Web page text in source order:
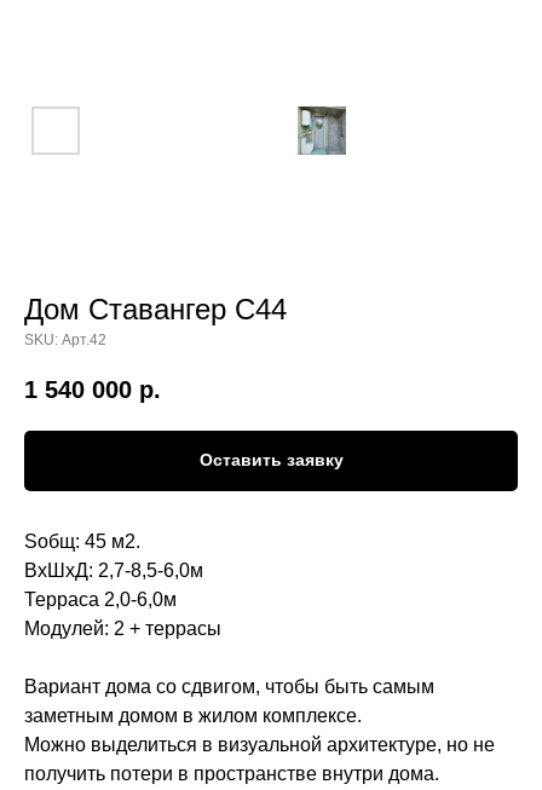
Дом Ставангер С44
SKU: Арт.42
1 540 000 р.
Оставить заявку
Sобщ: 45 м2.
ВхШхД: 2,7-8,5-6,0м
Терраса 2,0-6,0м
Модулей: 2 + террасы
Вариант дома со сдвигом, чтобы быть самым
заметным домом в жилом комплексе.
Можно выделиться в визуальной архитектуре, но не
получить потери в пространстве внутри дома.